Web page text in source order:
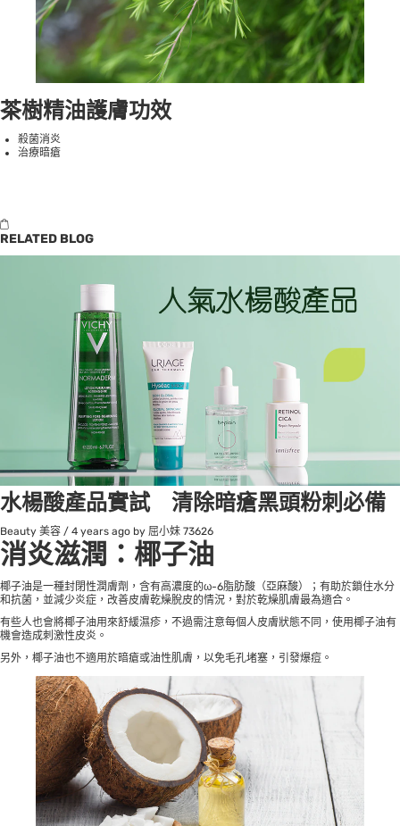
茶樹精油護膚功效
殺菌消炎
治療暗瘡
RELATED BLOG
水楊酸產品實試 清除暗瘡黑頭粉刺必備
Beauty 美容 / 4 years ago by 屈小妹 73626
消炎滋潤：椰子油
椰子油是一種封閉性潤膚劑，含有高濃度的ω-6脂肪酸（亞麻酸）；有助於鎖住水分
和抗菌，並減少炎症，改善皮膚乾燥脫皮的情況，對於乾燥肌膚最為適合。
有些人也會將椰子油用來舒緩濕疹 ，不過需注意每個人皮膚狀態不同，使用椰子油有
機會造成刺激性皮炎。
另外，椰子油也不適用於暗瘡或油性肌膚，以免毛孔堵塞，引發爆痘。